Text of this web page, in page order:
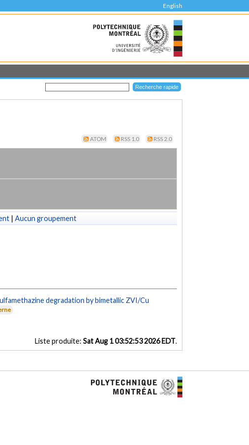
English
ATOM RSS 1.0 RSS 2.0
| Aucun groupement
degradation by bimetallic ZVI/Cu
Liste produite: Sat Aug 1 03:52:53 2026 EDT.